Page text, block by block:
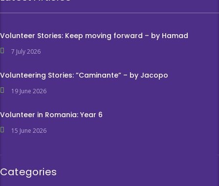
Volunteer Stories: Keep moving forward – by Hamad
7 July 2026
Volunteering Stories: ”Caminante” – by Jacopo
19 June 2026
Volunteer in Romania: Year 6
15 June 2026
Categories